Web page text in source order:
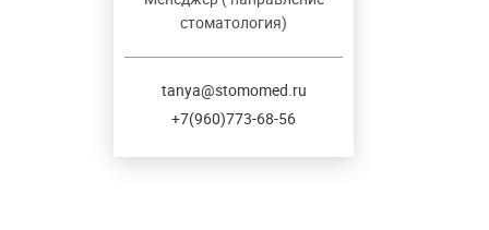
стоматология)
tanya@stomomed.ru
+7(960)773-68-56